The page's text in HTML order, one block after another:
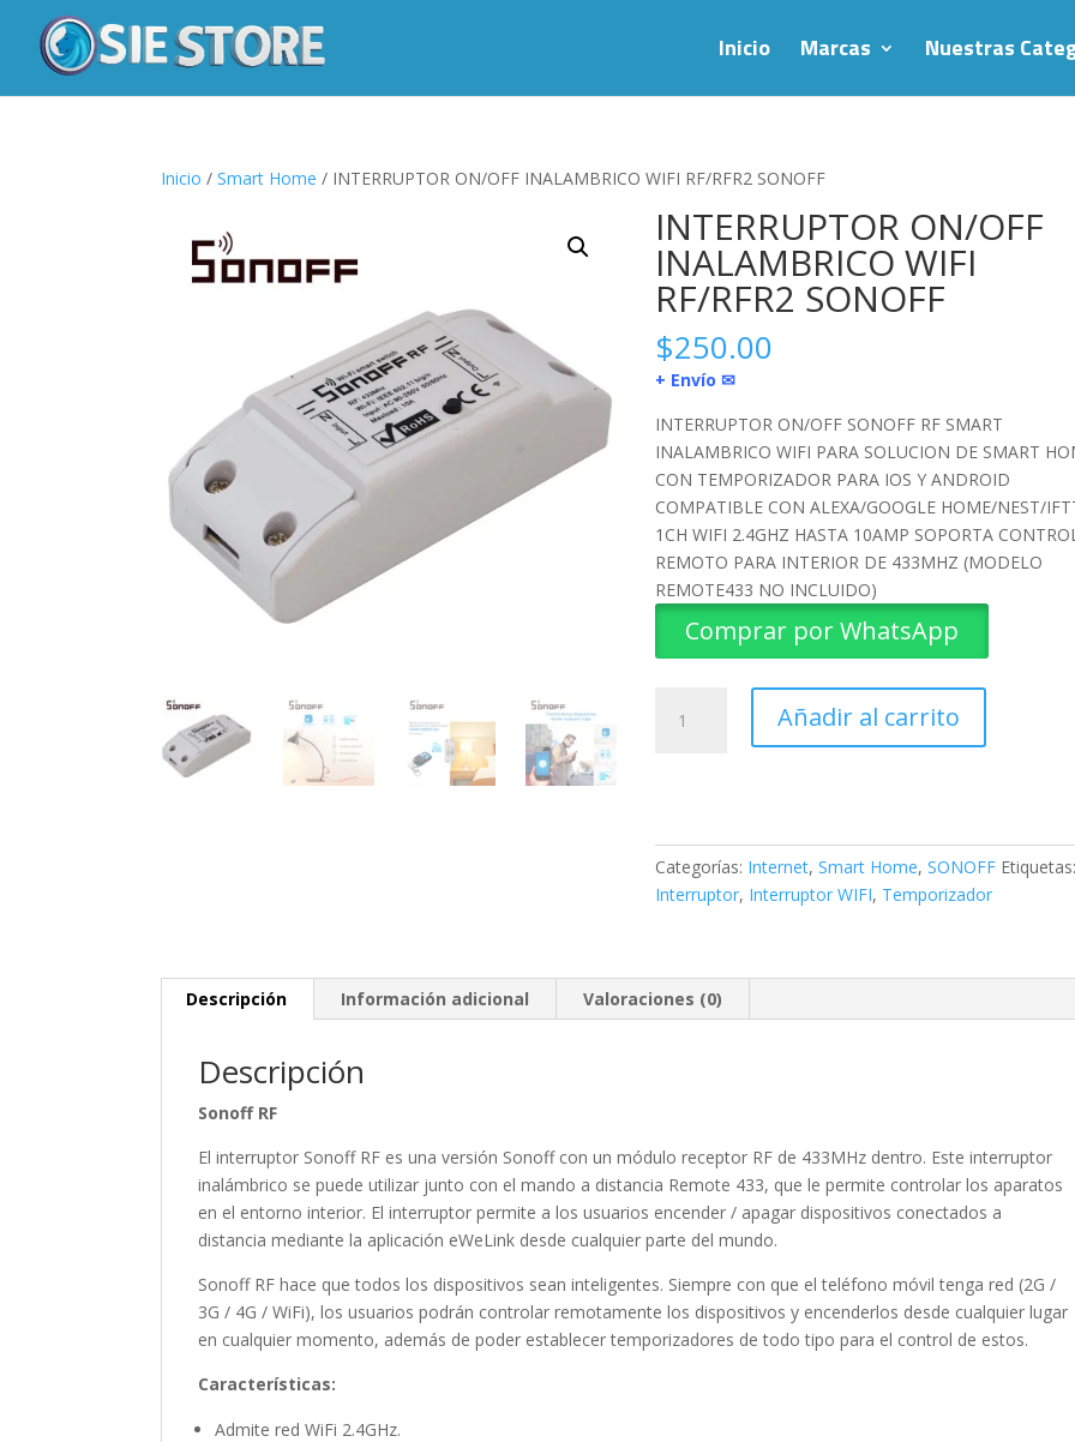
Inicio Marcas Nuestras
Inicio /Smart Home / INTERRUPTOR ON/OFF INALAMBRICO WIFI RF/RFR2 SONOFF
INTERRUPTOR ON/OFF
INALAMBRICO WIFI
RF/RFR2 SONOFF
$250.00
+ Envío ✉
INTERRUPTOR ON/OFF SONOFF RF SMART
INALAMBRICO WIFI PARA SOLUCION DE SMART
CON TEMPORIZADOR PARA IOS Y ANDROID
COMPATIBLE CON ALEXA/GOOGLE HOME/NEST/
1CH WIFI 2.4GHZ HASTA 10AMP SOPORTA
REMOTO PARA INTERIOR DE 433MHZ (MODELO
REMOTE433 NO INCLUIDO)
Comprar por WhatsApp
ON/OFF
INALAMBRICO
cantidad
Añadir al carrito
Categorías: Internet,Smart Home,SONOFF
Interruptor, Interruptor WIFI, Temporizador
Descripción Información adicional Valoraciones (0)
Descripción
Sonoff RF
El interruptor Sonoff RF es una versión Sonoff con un módulo receptor RF de 433MHz dentro. Este interruptor
inalámbrico se puede utilizar junto con el mando a distancia Remote 433, que le permite controlar los aparatos
en el entorno interior. El interruptor permite a los usuarios encender / apagar dispositivos conectados a
distancia mediante la aplicación eWeLink desde cualquier parte del mundo.
Sonoff RF hace que todos los dispositivos sean inteligentes. Siempre con que el teléfono móvil tenga red (2G /
3G / 4G / WiFi), los usuarios podrán controlar remotamente los dispositivos y encenderlos desde cualquier lugar
en cualquier momento, además de poder establecer temporizadores de todo tipo para el control de estos.
Características:
Admite red WiFi 2.4GHz.